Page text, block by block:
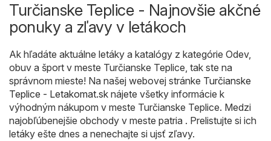
Turčianske Teplice - Najnovšie akčné
ponuky a zľavy v letákoch
Ak hľadáte aktuálne letáky a katalógy z kategórie Odev,
obuv a šport v meste Turčianske Teplice, tak ste na
správnom mieste! Na našej webovej stránke Turčianske
Teplice - Letakomat.sk nájete všetky informácie k
výhodným nákupom v meste Turčianske Teplice. Medzi
najobľúbenejšie obchody v meste patria . Prelistujte si ich
letáky ešte dnes a nenechajte si ujsť zľavy.